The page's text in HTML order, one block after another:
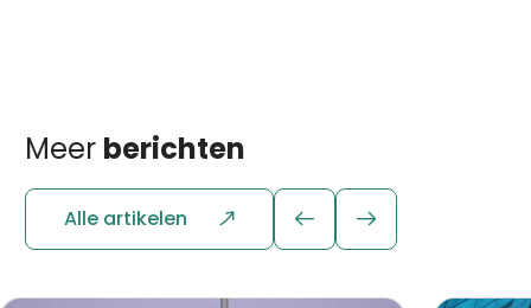
Meer berichten
Alle artikelen